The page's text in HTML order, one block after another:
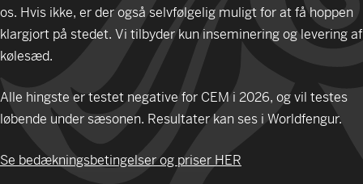
os. Hvis ikke, er der også selvfølgelig muligt for at få hoppen
klargjort på stedet. Vi tilbyder kun inseminering og levering af
kølesæd.
Alle hingste er testet negative for CEM i 2026, og vil testes
løbende under sæsonen. Resultater kan ses i Worldfengur.
Se bedækningsbetingelser og priser HER